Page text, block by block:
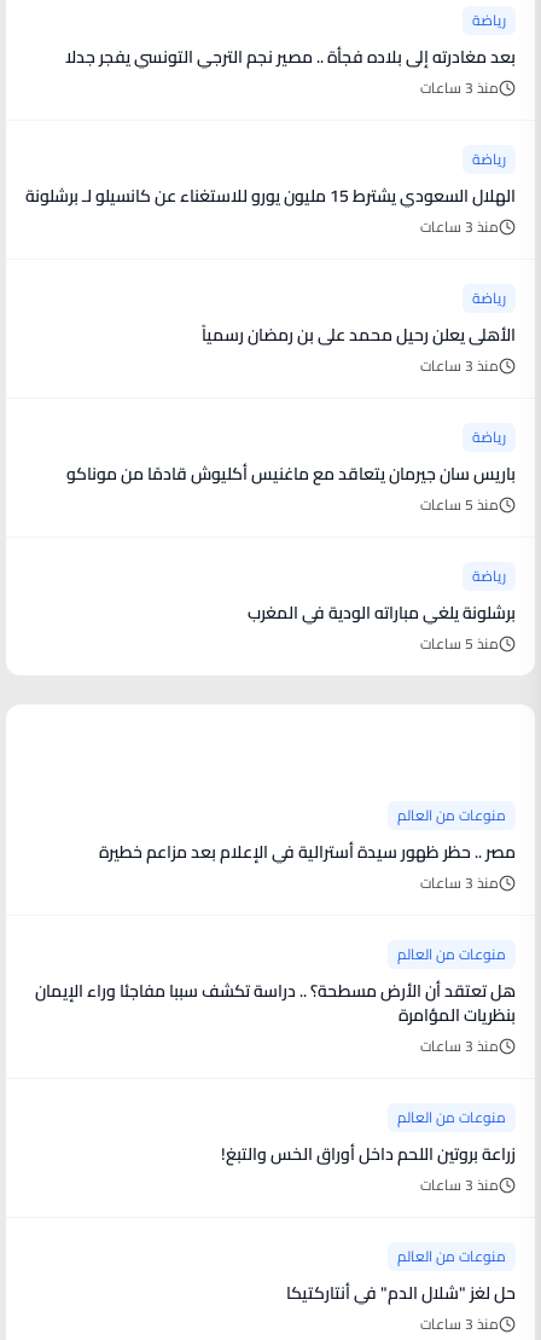
رياضة
بعد مغادرته إلى بلاده فجأة .. مصير نجم الترجي التونسي يفجر جدلا
منذ 3 ساعات
رياضة
الهلال السعودي يشترط 15 مليون يورو للاستغناء عن كانسيلو لـ برشلونة
منذ 3 ساعات
رياضة
الأهلى يعلن رحيل محمد على بن رمضان رسمياً
منذ 3 ساعات
رياضة
باريس سان جيرمان يتعاقد مع ماغنيس أكليوش قادمًا من موناكو
منذ 5 ساعات
رياضة
برشلونة يلغي مباراته الودية في المغرب
منذ 5 ساعات
منوعات من العالم
مصر .. حظر ظهور سيدة أسترالية في الإعلام بعد مزاعم خطيرة
منذ 3 ساعات
منوعات من العالم
هل تعتقد أن الأرض مسطحة؟ .. دراسة تكشف سببا مفاجئا وراء الإيمان
بنظريات المؤامرة
منذ 3 ساعات
منوعات من العالم
زراعة بروتين اللحم داخل أوراق الخس والتبغ!
منذ 3 ساعات
منوعات من العالم
حل لغز "شلال الدم" في أنتاركتيكا
منذ 3 ساعات